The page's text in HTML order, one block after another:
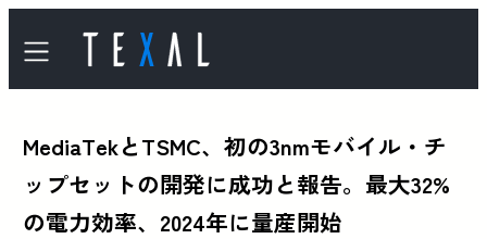
MediaTekとTSMC、初の3nmモバイル・チ
ップセットの開発に成功と報告。最大32%
の電力効率、2024年に量産開始